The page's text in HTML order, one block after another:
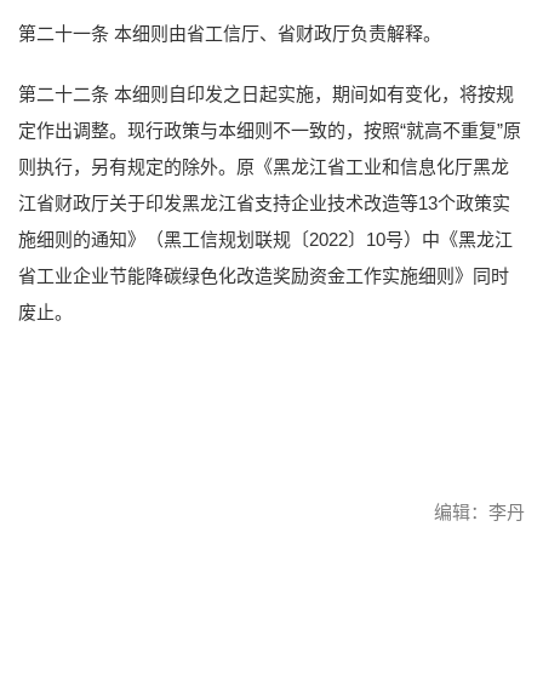
第二十一条 本细则由省工信厅、省财政厅负责解释。
第二十二条 本细则自印发之日起实施，期间如有变化，将按规
定作出调整。现行政策与本细则不一致的，按照“就高不重复”原
则执行，另有规定的除外。原《黑龙江省工业和信息化厅黑龙
江省财政厅关于印发黑龙江省支持企业技术改造等13个政策实
施细则的通知》（黑工信规划联规〔2022〕10号）中《黑龙江
省工业企业节能降碳绿色化改造奖励资金工作实施细则》同时
废止。
编辑：李丹